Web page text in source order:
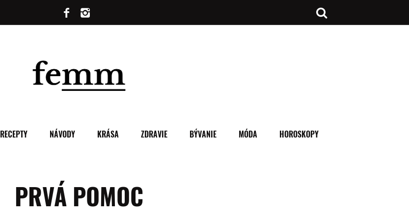
RECEPTY NÁVODY KRÁSA ZDRAVIE BÝVANIE MÓDA HOROSKOPY
PRVÁ POMOC